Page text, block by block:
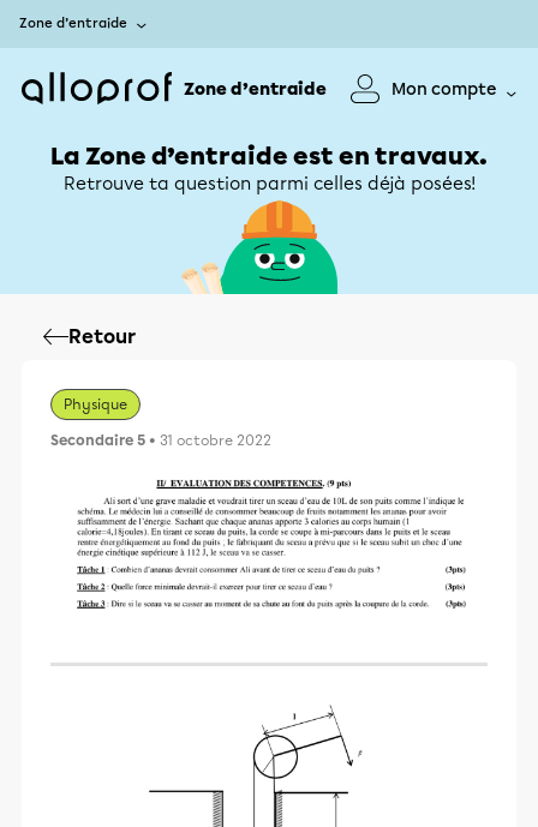
Zone d’entraide
Zone d’entraide Mon compte
La Zone d’entraide est en travaux.
Retrouve ta question parmi celles déjà posées!
Retour
Physique
Secondaire 5 • 31 octobre 2022